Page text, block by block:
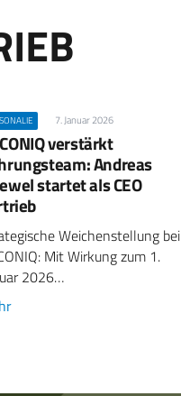
7. Januar 2026
verstärkt
Andreas
startet als CEO
Weichenstellung bei
Mit Wirkung zum 1.
2026…